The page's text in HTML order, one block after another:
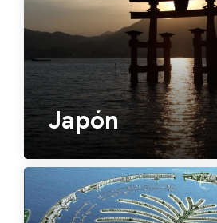
Japón